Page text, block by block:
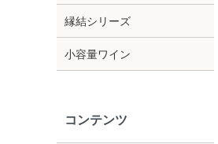
縁結シリーズ
小容量ワイン
コンテンツ